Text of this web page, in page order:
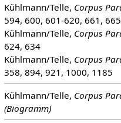
Kühlmann/Telle, Corpus
594, 600, 601-620, 661, 665
Kühlmann/Telle, Corpus
624, 634
Kühlmann/Telle, Corpus
358, 894, 921, 1000, 1185
Kühlmann/Telle, Corpus
(Biogramm)